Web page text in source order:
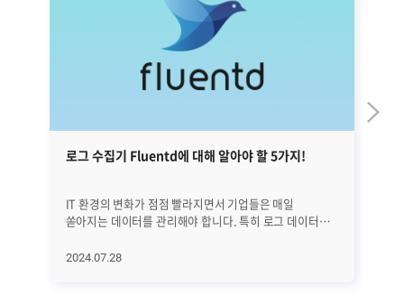
로그 수집기 Fluentd에 대해 알아야 할 5가지!
IT 환경의 변화가 점점 빨라지면서 기업들은 매일
쏟아지는 데이터를 관리해야 합니다. 특히 로그 데이터는
필수적이죠. 이때 다양한 장치와 프로그램에서 생성되는
2024.07.28